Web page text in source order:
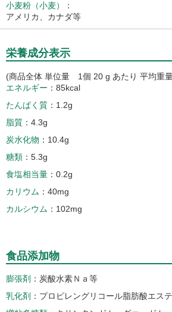
小麦粉（小麦）
：
アメリカ、カナダ等
栄養成分表示
(商品全体 単位量 1個 20 g あたり 平均重
エネルギー
85kcal
たんぱく質
1.2g
脂質
4.3g
炭水化物
10.4g
糖類
5.3g
食塩相当量
0.2g
カリウム
40mg
カルシウム
102mg
食品添加物
膨張剤
炭酸水素Ｎａ等
乳化剤
プロピレングリコール脂肪酸エス